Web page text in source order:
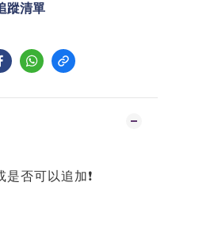
蹤清單
否可以追加❗️